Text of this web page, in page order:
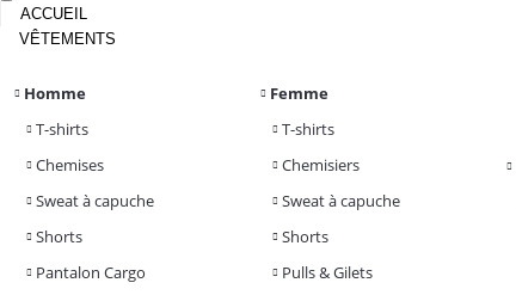
ACCUEIL
VÊTEMENTS
Homme
T-shirts
Chemises
Sweat à capuche
Shorts
Pantalon Cargo
Femme
T-shirts
Chemisiers
Sweat à capuche
Shorts
Pulls & Gilets